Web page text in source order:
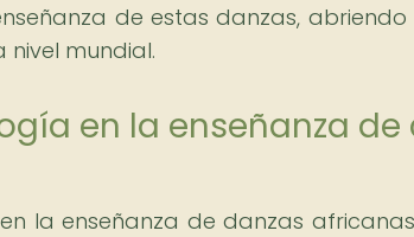
de estas danzas,
mundial.
en la enseñanza de
la enseñanza de danzas